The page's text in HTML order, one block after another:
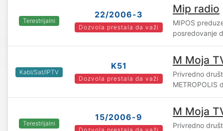
Terestrijalni
22/2006-3
Dozvola prestala da važi
Mip radio
MIPOS
posredovanje
Kabl/Sat/IPTV
K51
Dozvola prestala da važi
M Moja
Privredno
METROPOLIS
Terestrijalni
15/2006-9 M Moja
Privredno